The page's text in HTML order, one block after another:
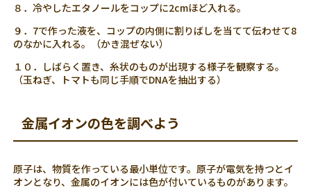
８．冷やしたエタノールをコップに2cmほど入れる。
９．7で作った液を、コップの内側に割りばしを当てて伝わせて8
のなかに入れる。（かき混ぜない）
１０．しばらく置き、糸状のものが出現する様子を観察する。
（玉ねぎ、トマトも同じ手順でDNAを抽出する）
金属イオンの色を調べよう
原子は、物質を作っている最小単位です。原子が電気を持つとイ
オンとなり、金属のイオンには色が付いているものがあります。